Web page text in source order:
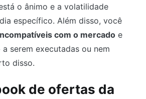
o ânimo e a volatilidade
específico. Além disso, você
com o mercado e
serem executadas ou nem
disso.
de ofertas da